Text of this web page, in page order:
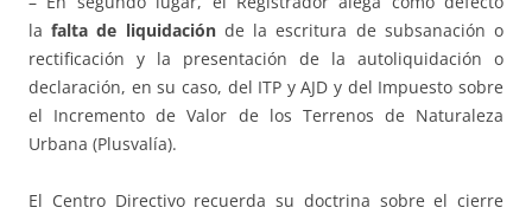
lafalta de liquidaciónde la escritura de subsanación o
rectificación y la presentación de la autoliquidación o
declaración, en su caso, del ITP y AJD y del Impuesto sobre
el Incremento de Valor de los Terrenos de Naturaleza
Urbana (Plusvalía).
El Centro Directivo recuerda su doctrina sobre el cierre